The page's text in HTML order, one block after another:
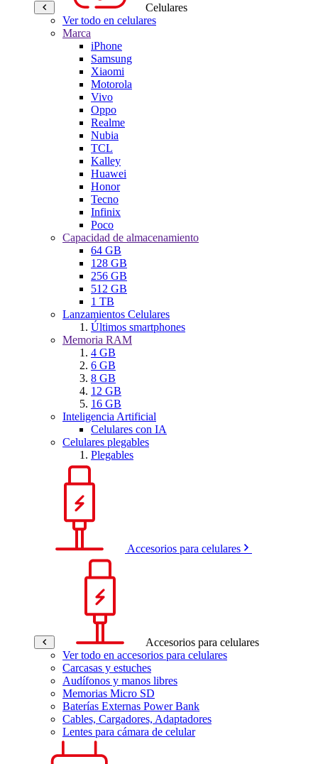
Celulares
Ver todo en celulares
Marca
iPhone
Samsung
Xiaomi
Motorola
Vivo
Oppo
Realme
Nubia
TCL
Kalley
Huawei
Honor
Tecno
Infinix
Poco
Capacidad de almacenamiento
64 GB
128 GB
256 GB
512 GB
1 TB
Lanzamientos Celulares
Últimos smartphones
Memoria RAM
4 GB
6 GB
8 GB
12 GB
16 GB
Inteligencia Artificial
Celulares con IA
Celulares plegables
Plegables
Accesorios para celulares
Accesorios para celulares
Ver todo en accesorios para celulares
Carcasas y estuches
Audífonos y manos libres
Memorias Micro SD
Baterías Externas Power Bank
Cables, Cargadores, Adaptadores
Lentes para cámara de celular